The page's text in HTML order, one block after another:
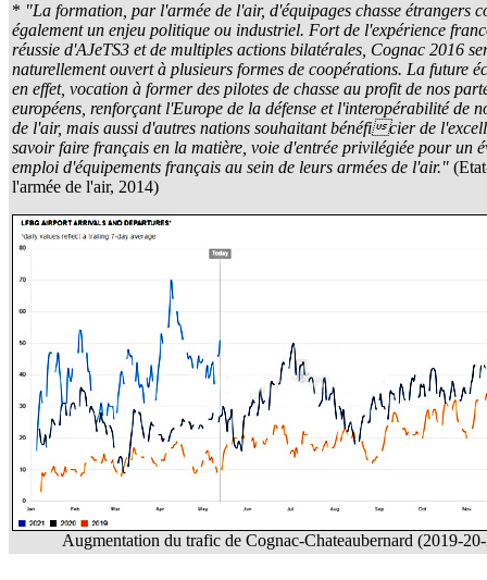
* "La formation, par l'armée de l'air, d'équipages chasse étrangers
également un enjeu politique ou industriel. Fort de l'expérience
réussie d'AJeTS3 et de multiples actions bilatérales, Cognac 2016
naturellement ouvert à plusieurs formes de coopérations. La future
en effet, vocation à former des pilotes de chasse au profit de nos
européens, renforçant l'Europe de la défense et l'interopérabilité de
de l'air, mais aussi d'autres nations souhaitant bénéficier de
savoir faire français en la matière, voie d'entrée privilégiée pour un
emploi d'équipements français au sein de leurs armées de l'air."
l'armée de l'air, 2014)
Augmentation du trafic de Cognac-Chateaubernard (2019-